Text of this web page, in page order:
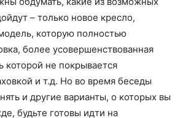
– только новое кресло,
которую полностью
более усовершенствованная
которой не покрывается
и т.д. Но во время беседы
и другие варианты, о которых вы
будьте готовы идти на